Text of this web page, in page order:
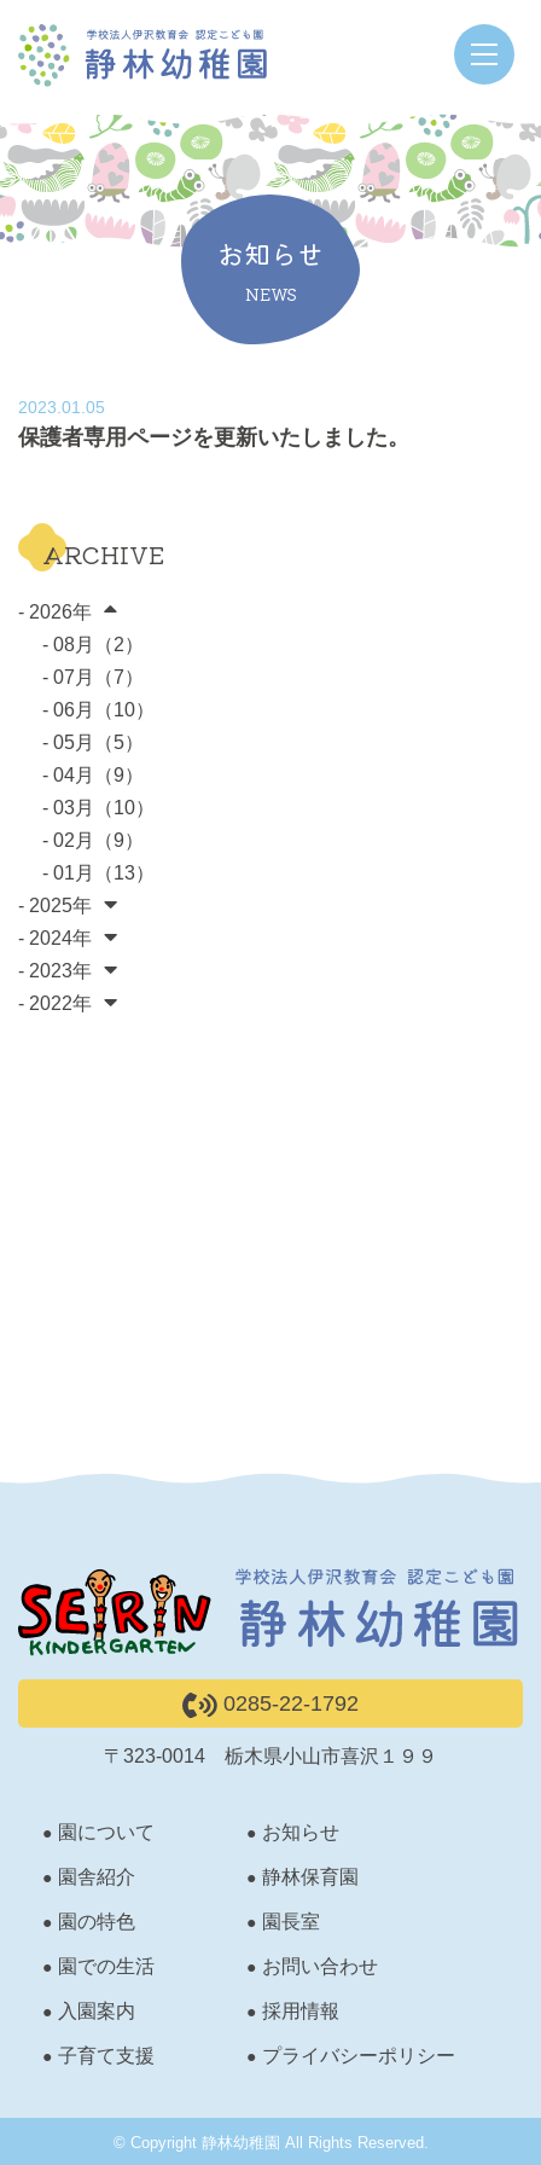
お知らせ
NEWS
ARCHIVE
- 2026年
- 08月（2）
- 07月（7）
- 06月（10）
- 05月（5）
- 04月（9）
- 03月（10）
- 02月（9）
- 01月（13）
- 2025年
- 2024年
- 2023年
- 2022年
2023.01.05
保護者専用ページを更新いたしました。
0285-22-1792
〒323-0014 栃木県小山市喜沢１９９
園について
園舎紹介
園の特色
園での生活
入園案内
子育て支援
お知らせ
静林保育園
園長室
お問い合わせ
採用情報
プライバシーポリシー
© Copyright 静林幼稚園 All Rights Reserved.